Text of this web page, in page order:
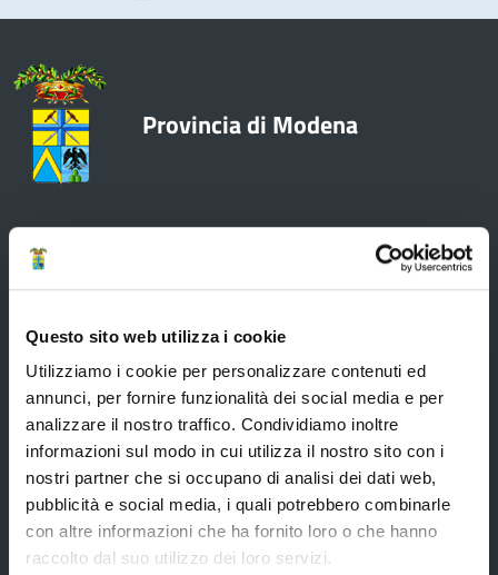
Questo sito web utilizza i cookie
Utilizziamo i cookie per personalizzare contenuti ed
annunci, per fornire funzionalità dei social media e per
analizzare il nostro traffico. Condividiamo inoltre
informazioni sul modo in cui utilizza il nostro sito con i
nostri partner che si occupano di analisi dei dati web,
pubblicità e social media, i quali potrebbero combinarle
con altre informazioni che ha fornito loro o che hanno
raccolto dal suo utilizzo dei loro servizi.
Provincia di Modena
Amministrazione
Organi di governo
Elezioni Provinciali del 29/09/2024
Elezioni del Presidente della Provincia del 28/01/2023
Elezioni provinciali – Archivio
Atti generali
Uffici e orari
Trasparenza – anticorruzione